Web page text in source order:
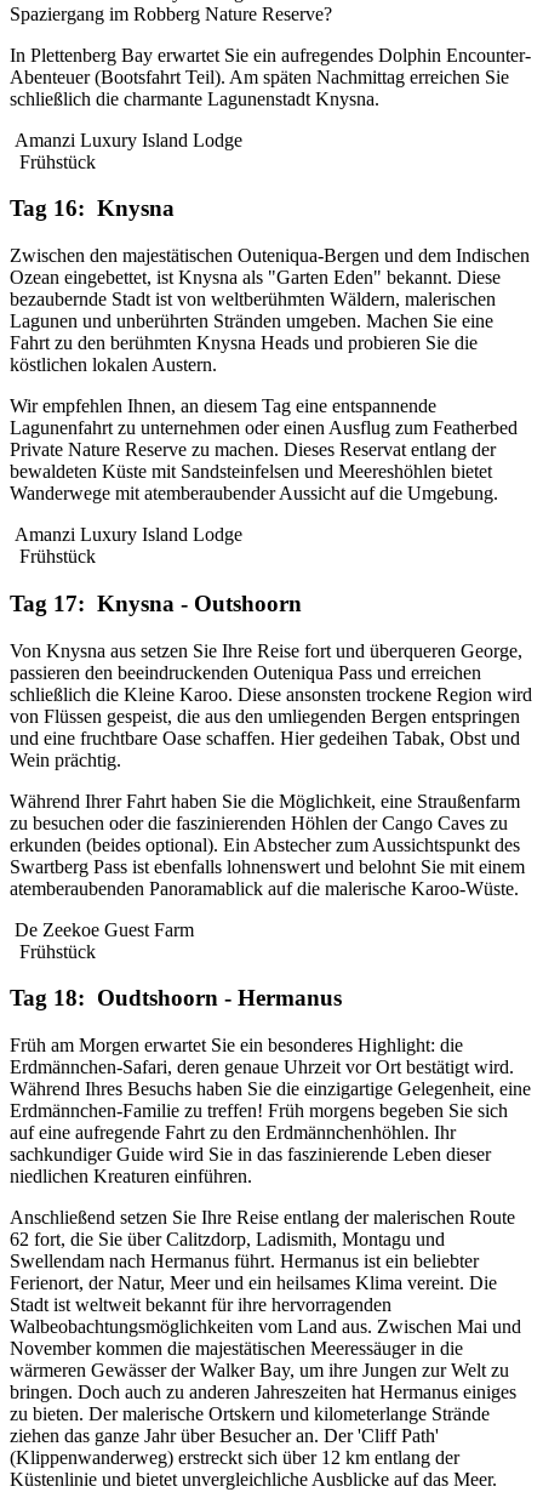
Spaziergang im Robberg Nature Reserve?
In Plettenberg Bay erwartet Sie ein aufregendes Dolphin Encounter-
Abenteuer (Bootsfahrt Teil). Am späten Nachmittag erreichen Sie
schließlich die charmante Lagunenstadt Knysna.
Amanzi Luxury Island Lodge
Frühstück
Tag 16: Knysna
Zwischen den majestätischen Outeniqua-Bergen und dem Indischen
Ozean eingebettet, ist Knysna als "Garten Eden" bekannt. Diese
bezaubernde Stadt ist von weltberühmten Wäldern, malerischen
Lagunen und unberührten Stränden umgeben. Machen Sie eine
Fahrt zu den berühmten Knysna Heads und probieren Sie die
köstlichen lokalen Austern.
Wir empfehlen Ihnen, an diesem Tag eine entspannende
Lagunenfahrt zu unternehmen oder einen Ausflug zum Featherbed
Private Nature Reserve zu machen. Dieses Reservat entlang der
bewaldeten Küste mit Sandsteinfelsen und Meereshöhlen bietet
Wanderwege mit atemberaubender Aussicht auf die Umgebung.
Amanzi Luxury Island Lodge
Frühstück
Tag 17: Knysna - Outshoorn
Von Knysna aus setzen Sie Ihre Reise fort und überqueren George,
passieren den beeindruckenden Outeniqua Pass und erreichen
schließlich die Kleine Karoo. Diese ansonsten trockene Region wird
von Flüssen gespeist, die aus den umliegenden Bergen entspringen
und eine fruchtbare Oase schaffen. Hier gedeihen Tabak, Obst und
Wein prächtig.
Während Ihrer Fahrt haben Sie die Möglichkeit, eine Straußenfarm
zu besuchen oder die faszinierenden Höhlen der Cango Caves zu
erkunden (beides optional). Ein Abstecher zum Aussichtspunkt des
Swartberg Pass ist ebenfalls lohnenswert und belohnt Sie mit einem
atemberaubenden Panoramablick auf die malerische Karoo-Wüste.
De Zeekoe Guest Farm
Frühstück
Tag 18: Oudtshoorn - Hermanus
Früh am Morgen erwartet Sie ein besonderes Highlight: die
Erdmännchen-Safari, deren genaue Uhrzeit vor Ort bestätigt wird.
Während Ihres Besuchs haben Sie die einzigartige Gelegenheit, eine
Erdmännchen-Familie zu treffen! Früh morgens begeben Sie sich
auf eine aufregende Fahrt zu den Erdmännchenhöhlen. Ihr
sachkundiger Guide wird Sie in das faszinierende Leben dieser
niedlichen Kreaturen einführen.
Anschließend setzen Sie Ihre Reise entlang der malerischen Route
62 fort, die Sie über Calitzdorp, Ladismith, Montagu und
Swellendam nach Hermanus führt. Hermanus ist ein beliebter
Ferienort, der Natur, Meer und ein heilsames Klima vereint. Die
Stadt ist weltweit bekannt für ihre hervorragenden
Walbeobachtungsmöglichkeiten vom Land aus. Zwischen Mai und
November kommen die majestätischen Meeressäuger in die
wärmeren Gewässer der Walker Bay, um ihre Jungen zur Welt zu
bringen. Doch auch zu anderen Jahreszeiten hat Hermanus einiges
zu bieten. Der malerische Ortskern und kilometerlange Strände
ziehen das ganze Jahr über Besucher an. Der 'Cliff Path'
(Klippenwanderweg) erstreckt sich über 12 km entlang der
Küstenlinie und bietet unvergleichliche Ausblicke auf das Meer.